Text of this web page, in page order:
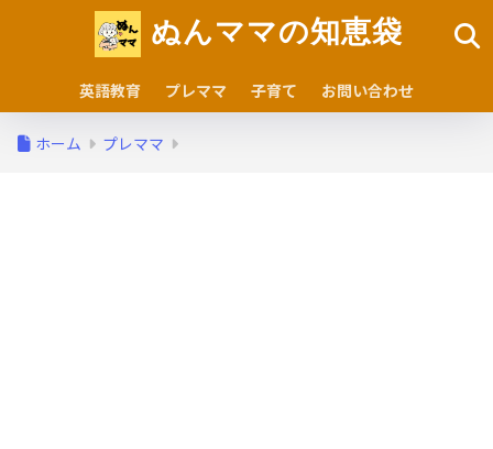
ぬんママの知恵袋
英語教育 プレママ 子育て お問い合わせ
ホーム プレママ